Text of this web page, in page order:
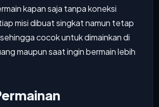
kapan saja tanpa koneksi
misi dibuat singkat namun tetap
cocok untuk dimainkan di
maupun saat ingin bermain lebih